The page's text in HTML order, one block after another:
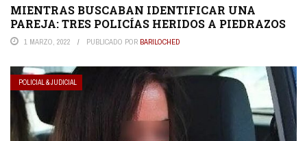
MIENTRAS BUSCABAN IDENTIFICAR UNA
PAREJA: TRES POLICÍAS HERIDOS A PIEDRAZOS
1 MARZO, 2022 PUBLICADO POR BARILOCHED
POLICIAL & JUDICIAL